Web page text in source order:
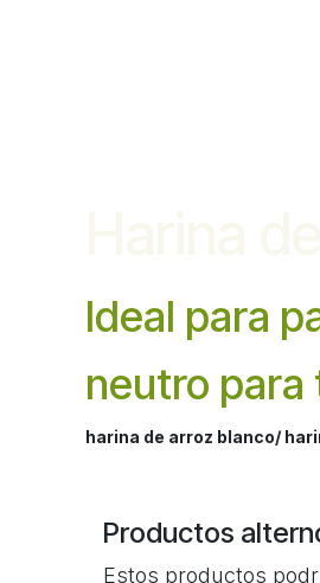
Ideal para
neutro para
harina de arroz blanco/
Productos
Estos productos